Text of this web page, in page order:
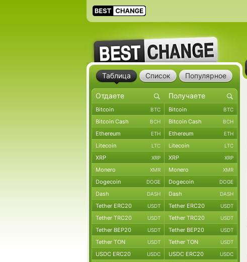
Таблица Список Популярное
Bitcoin BTC Bitcoin BTC
Bitcoin Cash BCH Bitcoin Cash BCH
Ethereum ETH Ethereum ETH
Litecoin LTC Litecoin LTC
XRP XRP XRP XRP
Monero XMR Monero XMR
Dogecoin DOGE Dogecoin DOGE
Dash DASH Dash DASH
Tether ERC20 USDT Tether ERC20 USDT
Tether TRC20 USDT Tether TRC20 USDT
Tether BEP20 USDT Tether BEP20 USDT
Tether TON USDT Tether TON USDT
USDC ERC20 USDC USDC ERC20 USDC